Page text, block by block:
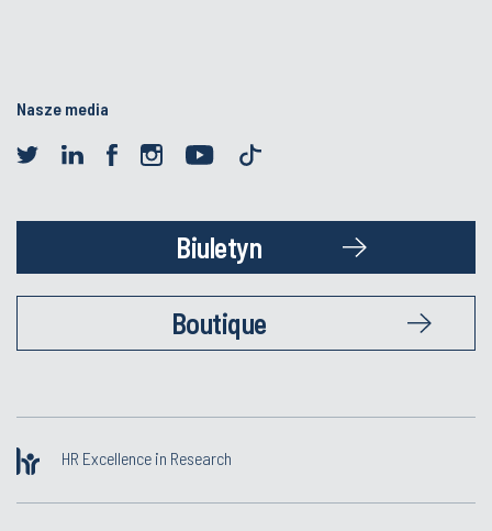
Nasze media
Biuletyn
Boutique
HR Excellence in Research